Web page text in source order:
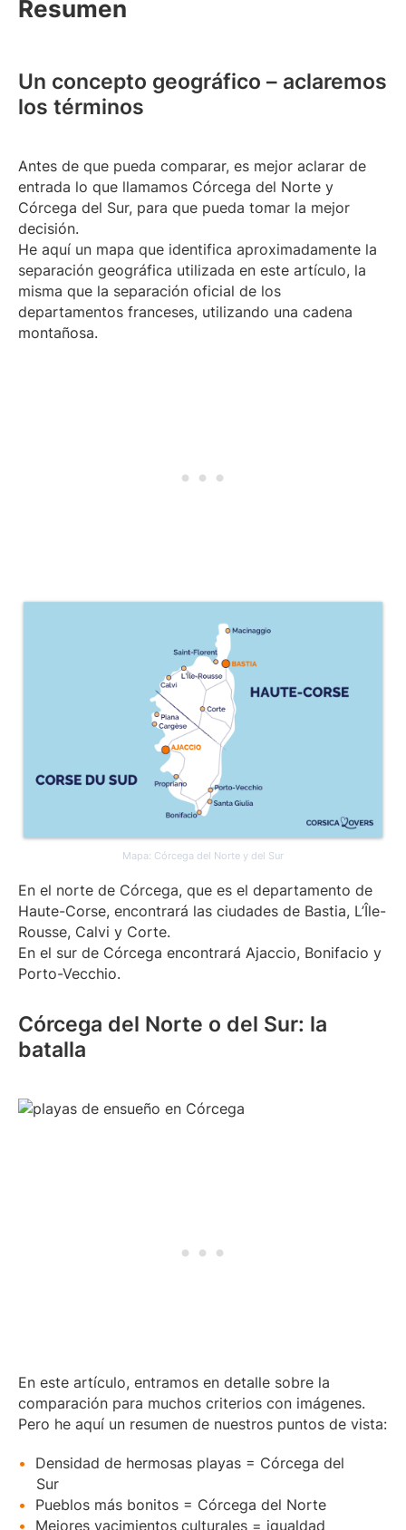
Resumen
Un concepto geográfico – aclaremos
los términos
Antes de que pueda comparar, es mejor aclarar de
entrada lo que llamamos Córcega del Norte y
Córcega del Sur, para que pueda tomar la mejor
decisión.
He aquí un mapa que identifica aproximadamente la
separación geográfica utilizada en este artículo, la
misma que la separación oficial de los
departamentos franceses, utilizando una cadena
montañosa.
Mapa: Córcega del Norte y del Sur
En el norte de Córcega, que es el departamento de
Haute-Corse, encontrará las ciudades de Bastia, L’Île-
Rousse, Calvi y Corte.
En el sur de Córcega encontrará Ajaccio, Bonifacio y
Porto-Vecchio.
Córcega del Norte o del Sur: la
batalla
En este artículo, entramos en detalle sobre la
comparación para muchos criterios con imágenes.
Pero he aquí un resumen de nuestros puntos de vista:
Densidad de hermosas playas = Córcega del
Sur
Pueblos más bonitos = Córcega del Norte
Mejores yacimientos culturales = igualdad